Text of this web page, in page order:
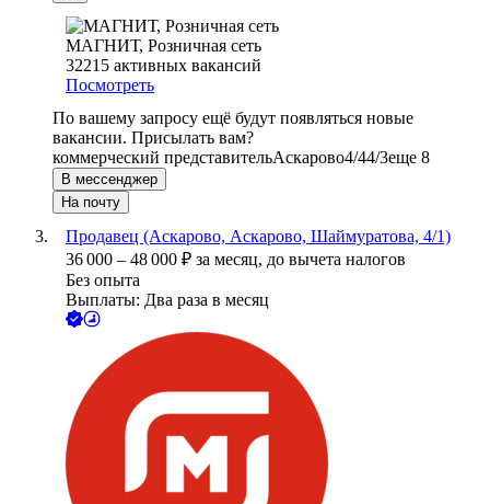
МАГНИТ, Розничная сеть
32215 активных вакансий
Посмотреть
По вашему запросу ещё будут появляться новые
вакансии. Присылать вам?
коммерческий представительАскарово4/44/3еще 8
В мессенджер
На почту
Продавец (Аскарово, Аскарово, Шаймуратова, 4/1)
36 000 – 48 000 ₽ за месяц, до вычета налогов
Без опыта
Выплаты: Два раза в месяц